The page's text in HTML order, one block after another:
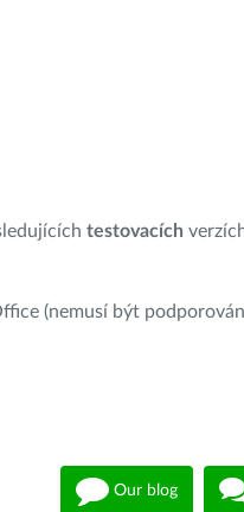
testovacích
(nemusí být
Our blog